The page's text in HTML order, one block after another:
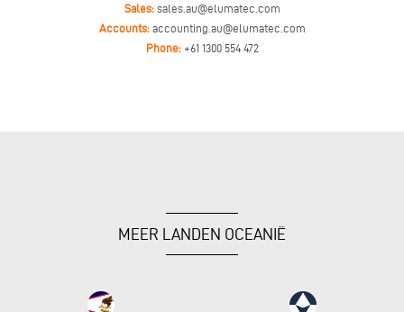
Sales: sales.au@elumatec.com
Accounts: accounting.au@elumatec.com
Phone: +61 1300 554 472
MEER LANDEN OCEANIË